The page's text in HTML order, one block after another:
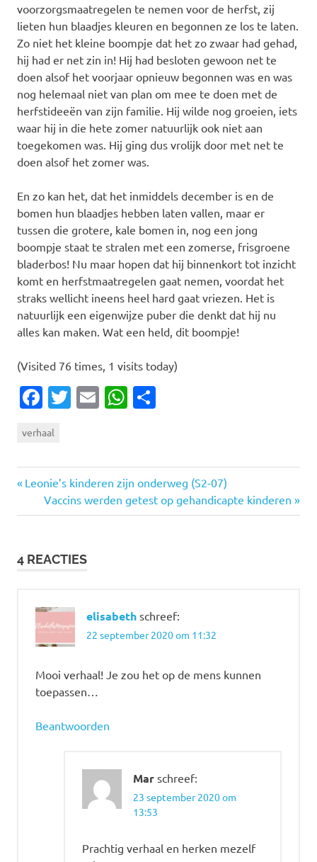
voorzorgsmaatregelen te nemen voor de herfst, zij
lieten hun blaadjes kleuren en begonnen ze los te laten.
Zo niet het kleine boompje dat het zo zwaar had gehad,
hij had er net zin in! Hij had besloten gewoon net te
doen alsof het voorjaar opnieuw begonnen was en was
nog helemaal niet van plan om mee te doen met de
herfstideeën van zijn familie. Hij wilde nog groeien, iets
waar hij in die hete zomer natuurlijk ook niet aan
toegekomen was. Hij ging dus vrolijk door met net te
doen alsof het zomer was.
En zo kan het, dat het inmiddels december is en de
bomen hun blaadjes hebben laten vallen, maar er
tussen die grotere, kale bomen in, nog een jong
boompje staat te stralen met een zomerse, frisgroene
bladerbos! Nu maar hopen dat hij binnenkort tot inzicht
komt en herfstmaatregelen gaat nemen, voordat het
straks wellicht ineens heel hard gaat vriezen. Het is
natuurlijk een eigenwijze puber die denkt dat hij nu
alles kan maken. Wat een held, dit boompje!
(Visited 76 times, 1 visits today)
Facebook
Twitter
EmailWhatsApp
verhaal
Bericht
navigatie
Vorige
bericht:
Leonie’s kinderen zijn onderweg (S2-07)
Volgende
bericht:
Vaccins werden getest op gehandicapte kinderen
4 REACTIES
elisabeth schreef:
22 september 2020 om 11:32
Mooi verhaal! Je zou het op de mens kunnen
toepassen…
Beantwoorden
Mar schreef:
23 september 2020 om
13:53
Prachtig verhaal en herken mezelf